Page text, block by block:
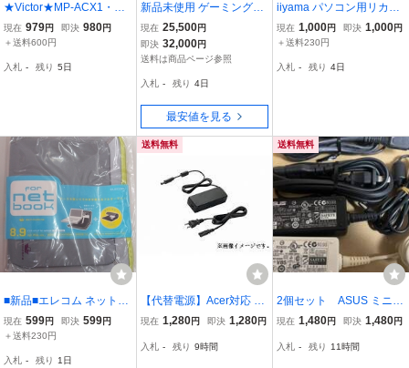
★Victor★MP-ACX1・AD
P-50SB★ACアダプター
★19V=2.64A★
現在 979円 即決 980円
＋送料600円
入札 - 残り 5日
新品未使用 ゲーミングタ
ブレット GPD XD 32GB
黒 5インチIPS液晶 Androi
d 4.4 HDMI youtube ゲー
現在 25,500円
即決 32,000円
送料は商品ページ参照
入札 - 残り 4日
最安値を見る
iiyama パソコン用リカバ
リCD ＠未開封3枚組@ W
indows XP Home Edition
現在 1,000円 即決 1,000円
＋送料230円
入札 - 残り 4日
■新品■エレコム ネットブ
ック（UMPC）用インナ
ーバッグ BM-IB09GY■8.9
現在 599円 即決 599円
＋送料230円
入札 - 残り 1日
送料無料
【代替電源】Acer対応 19
V3.42A/ACアダプター AD
A-1650-69などと同等品
現在 1,280円 即決 1,280円
入札 - 残り 9時間
送料無料
2個セット ASUS ミニノ
ート パソコン用 ACアダ
12Ｖ3A 外径4.8 内径1.8
現在 1,480円 即決 1,480円
入札 - 残り 11時間